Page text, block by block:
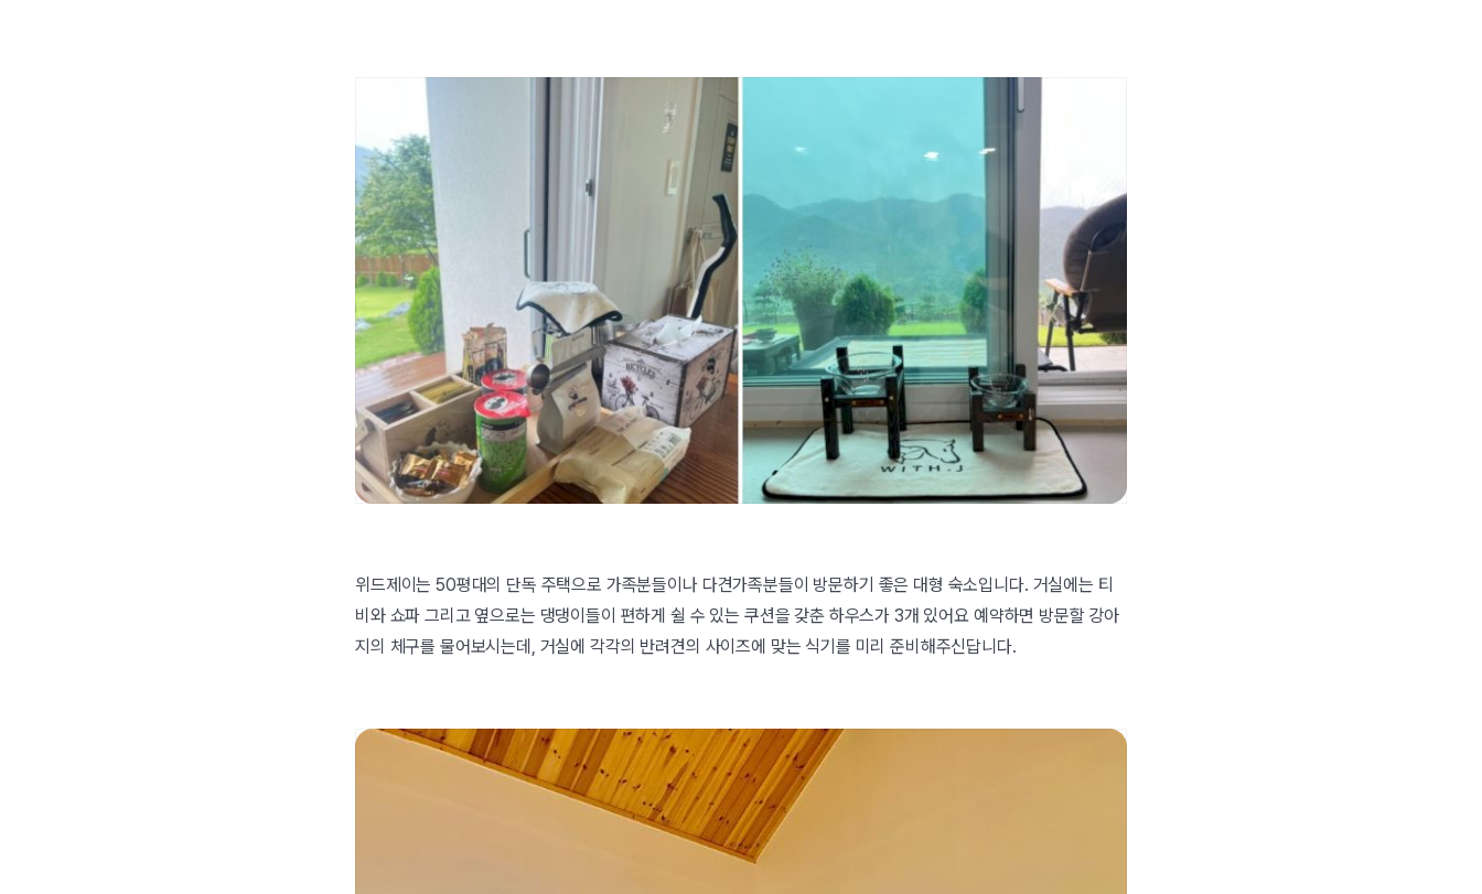
위드제이는 50평대의 단독 주택으로 가족분들이나 다견가족분들이 방문하기 좋은 대형 숙소입니다. 거실에는 티
비와 쇼파 그리고 옆으로는 댕댕이들이 편하게 쉴 수 있는 쿠션을 갖춘 하우스가 3개 있어요 예약하면 방문할 강아
지의 체구를 물어보시는데, 거실에 각각의 반려견의 사이즈에 맞는 식기를 미리 준비해주신답니다.